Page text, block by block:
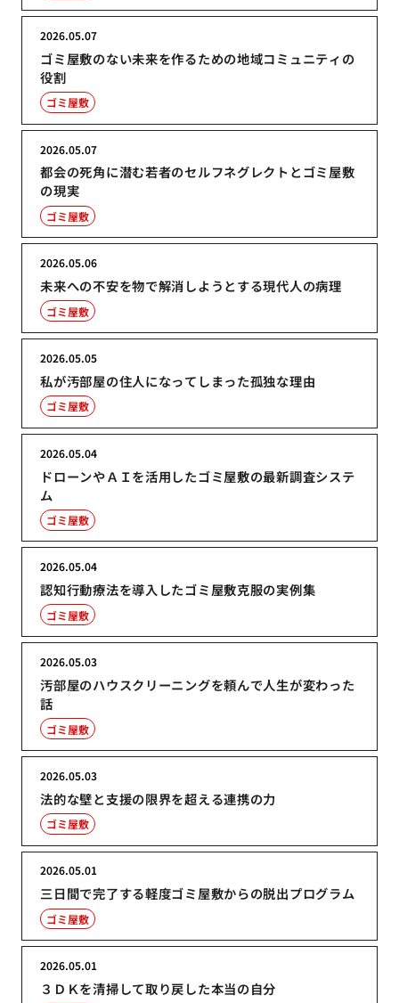
ゴミ屋敷のない未来を作るための地域コミュニティの
役割
2026.05.07
ゴミ屋敷
都会の死角に潜む若者のセルフネグレクトとゴミ屋敷
の現実
2026.05.07
ゴミ屋敷
未来への不安を物で解消しようとする現代人の病理
2026.05.06
ゴミ屋敷
私が汚部屋の住人になってしまった孤独な理由
2026.05.05
ゴミ屋敷
ドローンやＡＩを活用したゴミ屋敷の最新調査システ
ム
2026.05.04
ゴミ屋敷
認知行動療法を導入したゴミ屋敷克服の実例集
2026.05.04
ゴミ屋敷
汚部屋のハウスクリーニングを頼んで人生が変わった
話
2026.05.03
ゴミ屋敷
法的な壁と支援の限界を超える連携の力
2026.05.03
ゴミ屋敷
三日間で完了する軽度ゴミ屋敷からの脱出プログラム
2026.05.01
ゴミ屋敷
３ＤＫを清掃して取り戻した本当の自分
2026.05.01